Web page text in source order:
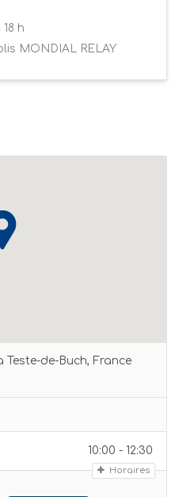
h
MONDIAL RELAY
Teste-de-Buch, France
10:00 - 12:30
Horaires